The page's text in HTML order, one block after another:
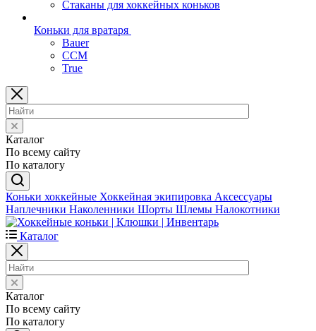
Стаканы для хоккейных коньков
Коньки для вратаря
Bauer
CCM
True
Каталог
По всему сайту
По каталогу
Коньки хоккейные Хоккейная экипировка Аксессуары
Наплечники Наколенники Шорты Шлемы Налокотники
Каталог
Каталог
По всему сайту
По каталогу